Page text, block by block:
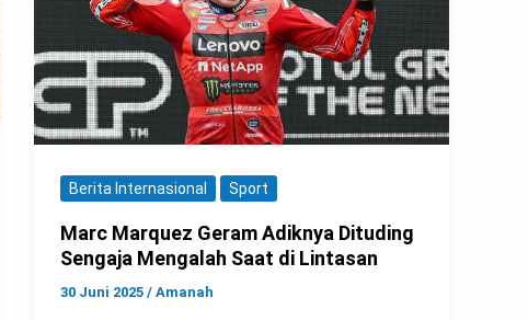
Berita Internasional Sport
Marc Marquez Geram Adiknya Dituding
Sengaja Mengalah Saat di Lintasan
30 Juni 2025/Amanah